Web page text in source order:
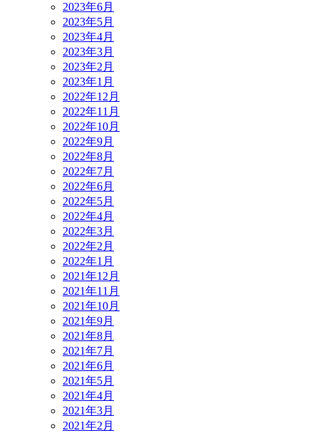
2023年6月
2023年5月
2023年4月
2023年3月
2023年2月
2023年1月
2022年12月
2022年11月
2022年10月
2022年9月
2022年8月
2022年7月
2022年6月
2022年5月
2022年4月
2022年3月
2022年2月
2022年1月
2021年12月
2021年11月
2021年10月
2021年9月
2021年8月
2021年7月
2021年6月
2021年5月
2021年4月
2021年3月
2021年2月